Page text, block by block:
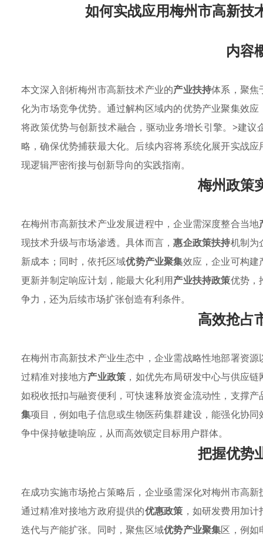
如何实战应用梅州市高新技
内容
本文深入剖析梅州市高新技术产业的产业扶持体系，聚焦
化为市场竞争优势。通过解构区域内的优势产业聚集效
将政策优势与创新技术融合，驱动业务增长引擎。>建
略，确保优势捕获最大化。后续内容将系统化展开实战
现逻辑严密衔接与创新导向的实践指南。
梅州政策
在梅州市高新技术产业发展进程中，企业需深度整合当地
现技术升级与市场渗透。具体而言，惠企政策扶持机制为
新成本；同时，依托区域优势产业聚集效应，企业可构
更新并制定响应计划，能最大化利用产业扶持政策优势，
争力，还为后续市场扩张创造有利条件。
高效抢占
在梅州市高新技术产业生态中，企业需战略性地部署资
过精准对接地方产业政策 ，如优先布局研发中心与供应
如税收抵扣与融资便利，可快速释放资金流动性，支撑
集项目，例如电子信息或生物医药集群建设，能强化协同
争中保持敏捷响应，从而高效锁定目标用户群体。
把握优势
在成功实施市场抢占策略后，企业亟需深化对梅州市高新
通过精准对接地方政府提供的优惠政策 ，如研发费用加
迭代与产能扩张。同时，聚焦区域优势产业聚集区，例如